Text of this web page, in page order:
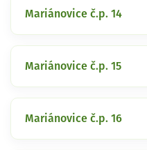
Mariánovice č.p. 14
Mariánovice č.p. 15
Mariánovice č.p. 16